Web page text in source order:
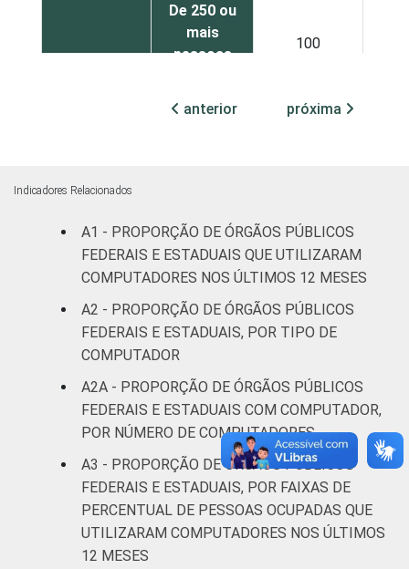
De 250 ou
mais
pessoas
100
Resposta múltiplas e estimuladas. Dados
2013.
Fonte: NIC.br - out/2013 a dez/2013
anterior próxima
Indicadores Relacionados
A1 - PROPORÇÃO DE ÓRGÃOS PÚBLICOS
FEDERAIS E ESTADUAIS QUE UTILIZARAM
COMPUTADORES NOS ÚLTIMOS 12 MESES
A2 - PROPORÇÃO DE ÓRGÃOS PÚBLICOS
FEDERAIS E ESTADUAIS, POR TIPO DE
COMPUTADOR
A2A - PROPORÇÃO DE ÓRGÃOS PÚBLICOS
FEDERAIS E ESTADUAIS COM COMPUTADOR,
POR NÚMERO DE COMPUTADORES
A3 - PROPORÇÃO DE ÓRGÃOS PÚBLICOS
FEDERAIS E ESTADUAIS, POR FAIXAS DE
PERCENTUAL DE PESSOAS OCUPADAS QUE
UTILIZARAM COMPUTADORES NOS ÚLTIMOS
12 MESES